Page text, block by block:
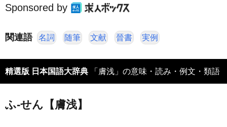
Sponsored by
関連語 名詞 随筆 文献 晉書 実例
精選版 日本国語大辞典 「膚浅」の意味・読み・例文・類語
ふ‐せん【膚浅】